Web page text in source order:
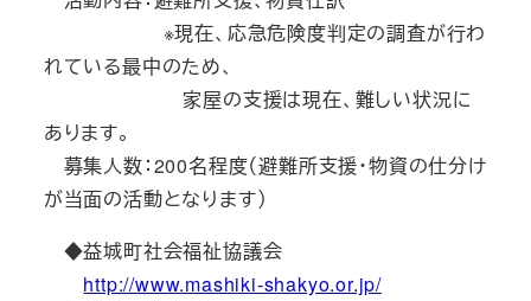
※現在、応急危険度判定の調査が行わ
れている最中のため、
家屋の支援は現在、難しい状況に
あります。
募集人数：200名程度（避難所支援・物資の仕分け
が当面の活動となります）
◆益城町社会福祉協議会
http://www.mashiki-shakyo.or.jp/